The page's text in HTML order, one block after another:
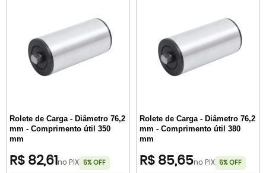
Rolete de Carga - Diâmetro 76,2
mm - Comprimento útil 350
mm
R$ 82,61 no PIX 5% OFF
Rolete de Carga - Diâmetro 76,2
mm - Comprimento útil 380
mm
R$ 85,65no PIX 5% OFF